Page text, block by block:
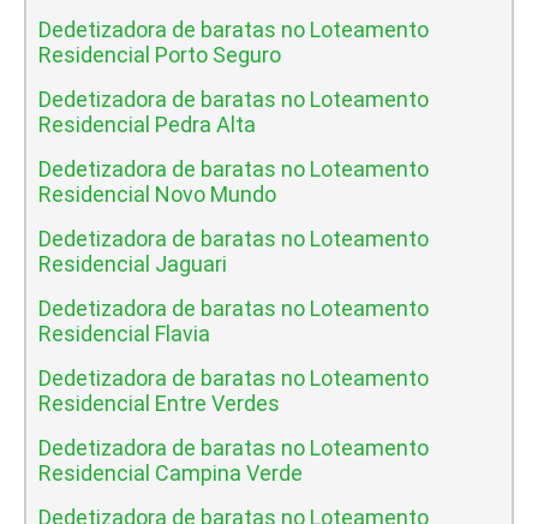
Dedetizadora de baratas no Loteamento
Residencial Porto Seguro
Dedetizadora de baratas no Loteamento
Residencial Pedra Alta
Dedetizadora de baratas no Loteamento
Residencial Novo Mundo
Dedetizadora de baratas no Loteamento
Residencial Jaguari
Dedetizadora de baratas no Loteamento
Residencial Flavia
Dedetizadora de baratas no Loteamento
Residencial Entre Verdes
Dedetizadora de baratas no Loteamento
Residencial Campina Verde
Dedetizadora de baratas no Loteamento